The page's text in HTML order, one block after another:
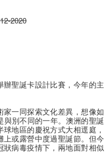
2020
聖誕卡設計比賽，今年的主
一同探索文化差異，想像如
與別不同的一年。澳洲的聖誕
地區的慶祝方式大相逕庭，
或露營中度過聖誕節。但今
病毒疫情下，兩地面對相似